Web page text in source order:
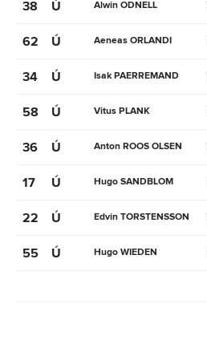
38 Ú Alwin ODNELL
62 Ú Aeneas ORLANDI
34 Ú Isak PAERREMAND
58 Ú Vitus PLANK
36 Ú Anton ROOS OLSEN
17 Ú Hugo SANDBLOM
22 Ú Edvin TORSTENSSON
55 Ú Hugo WIEDEN